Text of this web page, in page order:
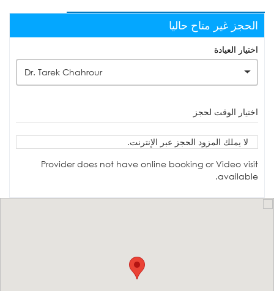
الحجز غير متاح حاليا
اختيار العيادة
Dr. Tarek Chahrour
اختيار الوقت لحجز
لا يملك المزود الحجز عبر الإنترنت.
Provider does not have online booking or Video visit
available.